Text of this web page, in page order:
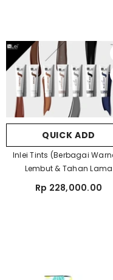
QUICK ADD
Inlei Tints (berbagai
Lembut & Tahan Lama
Rp 228,000.00